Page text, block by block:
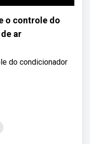
o controle do
ar
do condicionador